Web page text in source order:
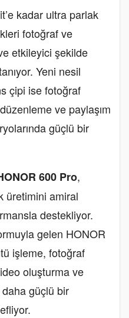
kadar ultra parlak
fotoğraf ve
etkileyici şekilde
Yeni nesil
çipi ise fotoğraf
ve paylaşım
güçlü bir
600 Pro,
üretimini amiral
destekliyor.
gelen HONOR
işleme, fotoğraf
oluşturma ve
daha güçlü bir